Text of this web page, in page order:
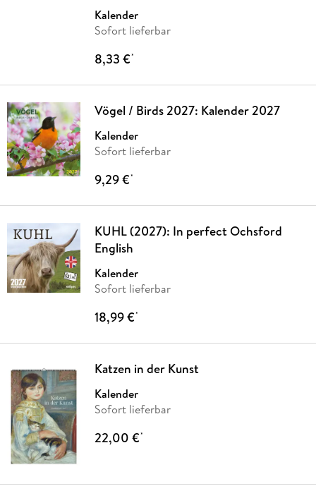
Kalender
Sofort lieferbar
8,33 €*
Vögel / Birds 2027: Kalender 2027
Kalender
Sofort lieferbar
9,29 €*
KUHL (2027): In perfect Ochsford
English
Kalender
Sofort lieferbar
18,99 €*
Katzen in der Kunst
Kalender
Sofort lieferbar
22,00 €*